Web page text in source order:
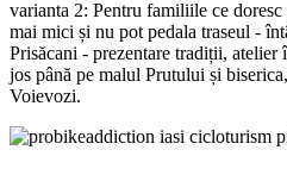
varianta 2: Pentru familiile ce
mai mici și nu pot pedala traseul -
Prisăcani - prezentare tradiții, atelier
jos până pe malul Prutului și
Voievozi.